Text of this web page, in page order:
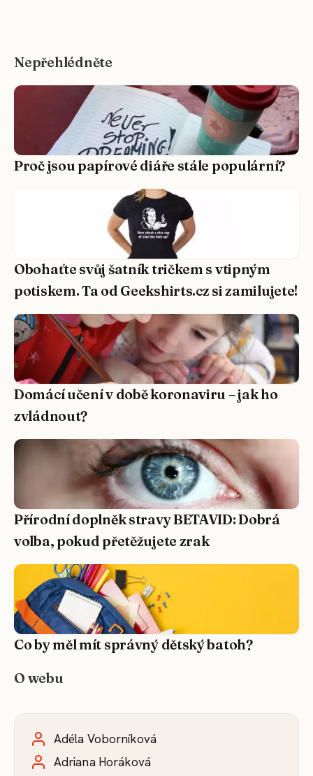
Nepřehlédněte
Proč jsou papírové diáře stále populární?
Obohaťte svůj šatník tričkem s vtipným
potiskem. Ta od Geekshirts.cz si zamilujete!
Domácí učení v době koronaviru – jak ho
zvládnout?
Přírodní doplněk stravy BETAVID: Dobrá
volba, pokud přetěžujete zrak
Co by měl mít správný dětský batoh?
O webu
Adéla Voborníková
Adriana Horáková